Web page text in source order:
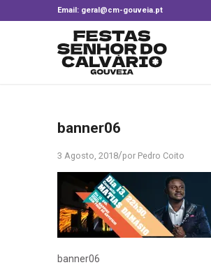
Email: geral@cm-gouveia.pt
banner06
3 Agosto, 2018/por Pedro Coito
banner06